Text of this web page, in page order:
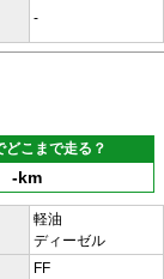
-
どこまで走る？
-km
軽油
ディーゼル
FF